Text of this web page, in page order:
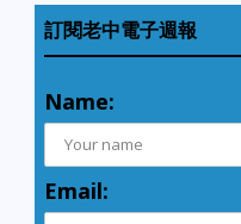
訂閱老中電子週報
Name:
Email: